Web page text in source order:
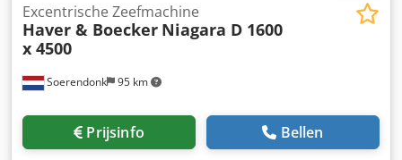
Soerendonk 95 km
Excentrische Zeefmachine
Haver & Boecker Niagara D 1600
x 4500
Prijsinfo Bellen